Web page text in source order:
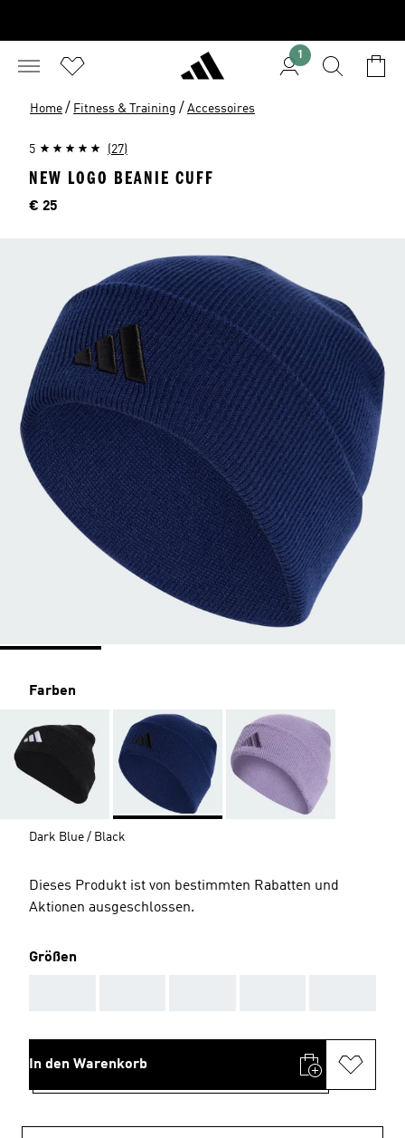
1
Home / Fitness & Training / Accessoires
5 (27)
NEW LOGO BEANIE CUFF
Preis
€ 25
Farben
Dark Blue / Black
Dieses Produkt ist von bestimmten Rabatten und
Aktionen ausgeschlossen.
Größen
In den Warenkorb